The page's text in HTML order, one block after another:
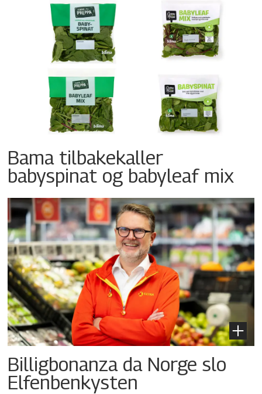
Bama tilbakekaller
babyspinat og babyleaf mix
Billigbonanza da Norge slo
Elfenbenkysten